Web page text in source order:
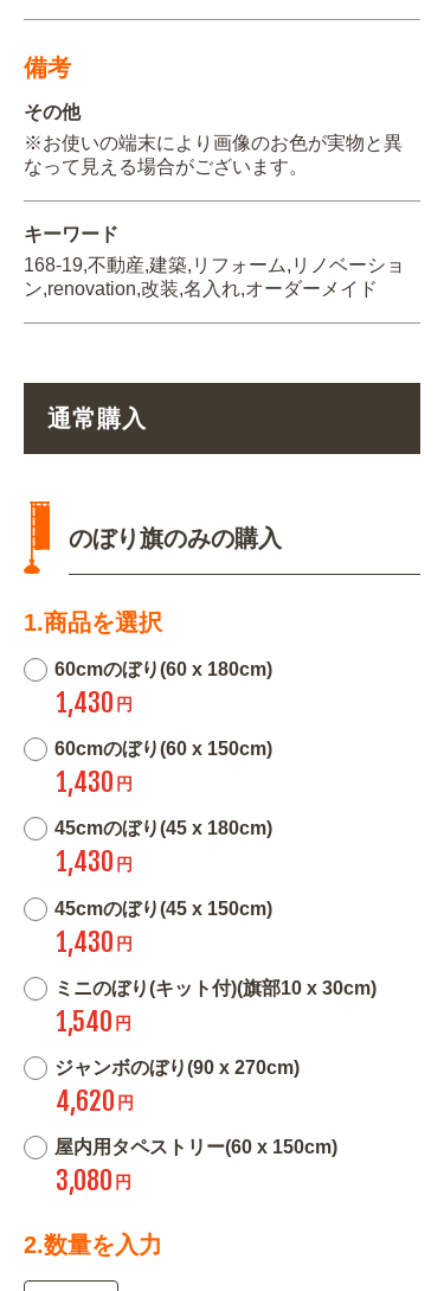
備考
その他
※お使いの端末により画像のお色が実物と異
なって見える場合がございます。
キーワード
168-19,不動産,建築,リフォーム,リノベーショ
ン,renovation,改装,名入れ,オーダーメイド
通常購入
のぼり旗のみの購入
1.商品を選択
60cmのぼり(60 x 180cm)
1,430 円
60cmのぼり(60 x 150cm)
1,430 円
45cmのぼり(45 x 180cm)
1,430 円
45cmのぼり(45 x 150cm)
1,430 円
ミニのぼり(キット付)(旗部10 x 30cm)
1,540 円
ジャンボのぼり(90 x 270cm)
4,620 円
屋内用タペストリー(60 x 150cm)
3,080 円
2.数量を入力